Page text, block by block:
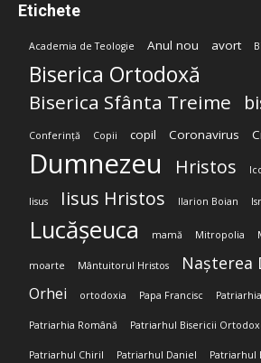
Etichete
Academia de Teologie Anul nou avort
Biserica Ortodoxă
Biserica Sfânta Treime
Conferință Copii copil Coronavirus
Dumnezeu Hristos
Iisus Iisus Hristos Ilarion Boian
Lucășeuca mamă Mitropolia
moarte Mântuitorul Hristos Nașterea
Orhei ortodoxia Papa Francisc
Patriarhia Română Patriarhul Bisericii
Patriarhul Chiril Patriarhul Daniel Patriarhul